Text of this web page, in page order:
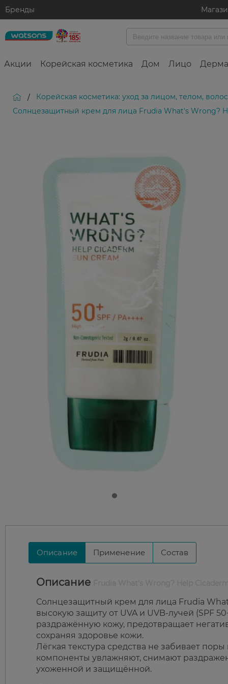
Бренды
Акции Корейская косметика Дом Лицо
/ Корейская косметика: уход за лицом, телом,
Солнцезащитный крем для лица Frudia What's Wrong?
Описание Применение Состав
Описание
Солнцезащитный крем для лица Frudia
высокую защиту от UVA и UVB-лучей (SPF
раздражённую кожу, предотвращает
сохраняя здоровье кожи.
Лёгкая текстура средства не забивает
компоненты увлажняют, снимают
ухоженной и защищённой.